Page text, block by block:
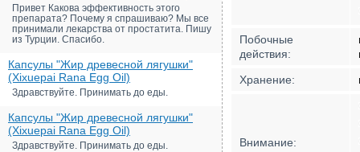
Привет Какова эффективность этого
препарата? Почему я спрашиваю? Мы все
принимали лекарства от простатита. Пишу
из Турции. Спасибо.
Капсулы "Жир древесной лягушки"
(Xixuepai Rana Egg Oil)
Здравствуйте. Принимать до еды.
Капсулы "Жир древесной лягушки"
(Xixuepai Rana Egg Oil)
Здравствуйте. Принимать до еды.
Побочные
действия:
Хранение:
Внимание: